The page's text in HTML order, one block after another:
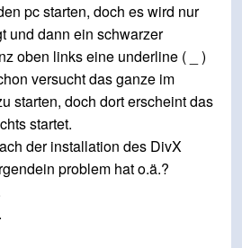
pc starten, doch es wird nur
und dann ein schwarzer
oben links eine underline ( _ )
versucht das ganze im
starten, doch dort erscheint das
startet.
der installation des DivX
problem hat o.ä.?